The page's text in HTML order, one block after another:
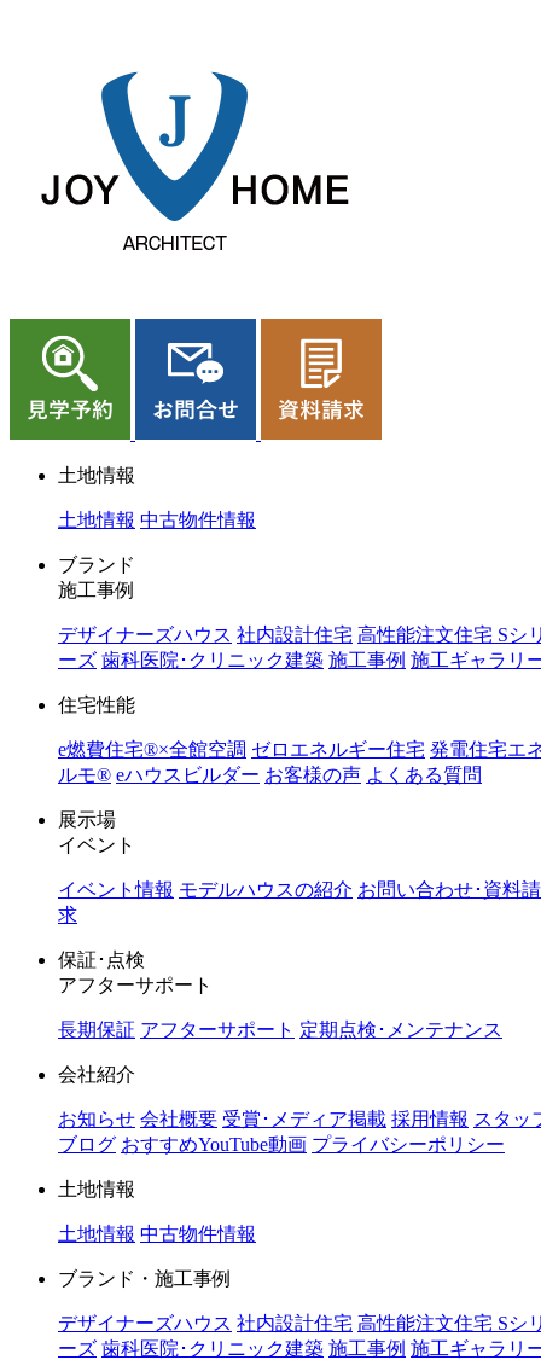
土地情報
土地情報 中古物件情報
ブランド
施工事例
デザイナーズハウス 社内設計住宅 高性能注文住宅 Sシ
ーズ 歯科医院･クリニック建築 施工事例 施工ギャラリ
住宅性能
e燃費住宅®︎×全館空調 ゼロエネルギー住宅 発電住宅エ
ルモ®︎ eハウスビルダー お客様の声 よくある質問
展示場
イベント
イベント情報 モデルハウスの紹介 お問い合わせ･資料請
求
保証･点検
アフターサポート
長期保証 アフターサポート 定期点検･メンテナンス
会社紹介
お知らせ 会社概要 受賞･メディア掲載 採用情報 スタッ
ブログ おすすめYouTube動画 プライバシーポリシー
土地情報
土地情報 中古物件情報
ブランド・施工事例
デザイナーズハウス 社内設計住宅 高性能注文住宅 Sシ
ーズ 歯科医院･クリニック建築 施工事例 施工ギャラリ